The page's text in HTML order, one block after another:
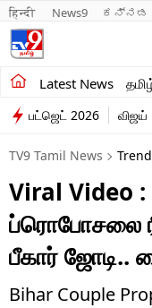
हिन्दी News9 ಕನ್ನಡ
Latest News
சமீபத்திய செய்திகள்
தமிழ்நாடு
இந்தியா
உலகம்
விளையாட்டு
பொழுதுபோக்கு
பட்ஜெட் 2026 விஜய்
TV9 Tamil News
Viral Video
ப்ரொபோசலை
பீகார் ஜோடி..
Bihar Couple